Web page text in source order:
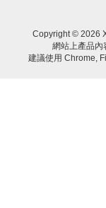
Copyright © 2026
網站上產品內
建議使用 Chrome,